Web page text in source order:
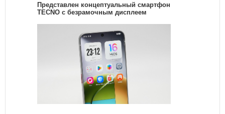
Представлен концептуальный смартфон
TECNO с безрамочным дисплеем